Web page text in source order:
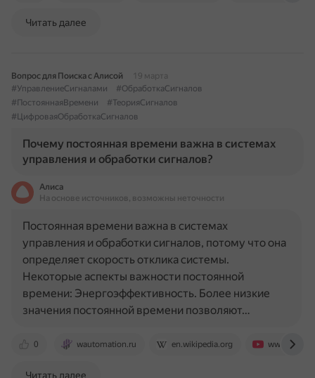
Читать далее
Вопрос для Поиска с Алисой
19 марта
#УправлениеСигналами
#ОбработкаСигналов
#ПостояннаяВремени
#ТеорияСигналов
#ЦифроваяОбработкаСигналов
Почему постоянная времени важна в системах
управления и обработки сигналов?
Алиса
На основе источников, возможны неточности
0 wautomation.ru en.wikipedia.org
Постоянная времени важна в системах
управления и обработки сигналов, потому что она
определяет скорость отклика системы.
Некоторые аспекты важности постоянной
времени: Энергоэффективность. Более низкие
значения постоянной времени позволяют…
Читать далее